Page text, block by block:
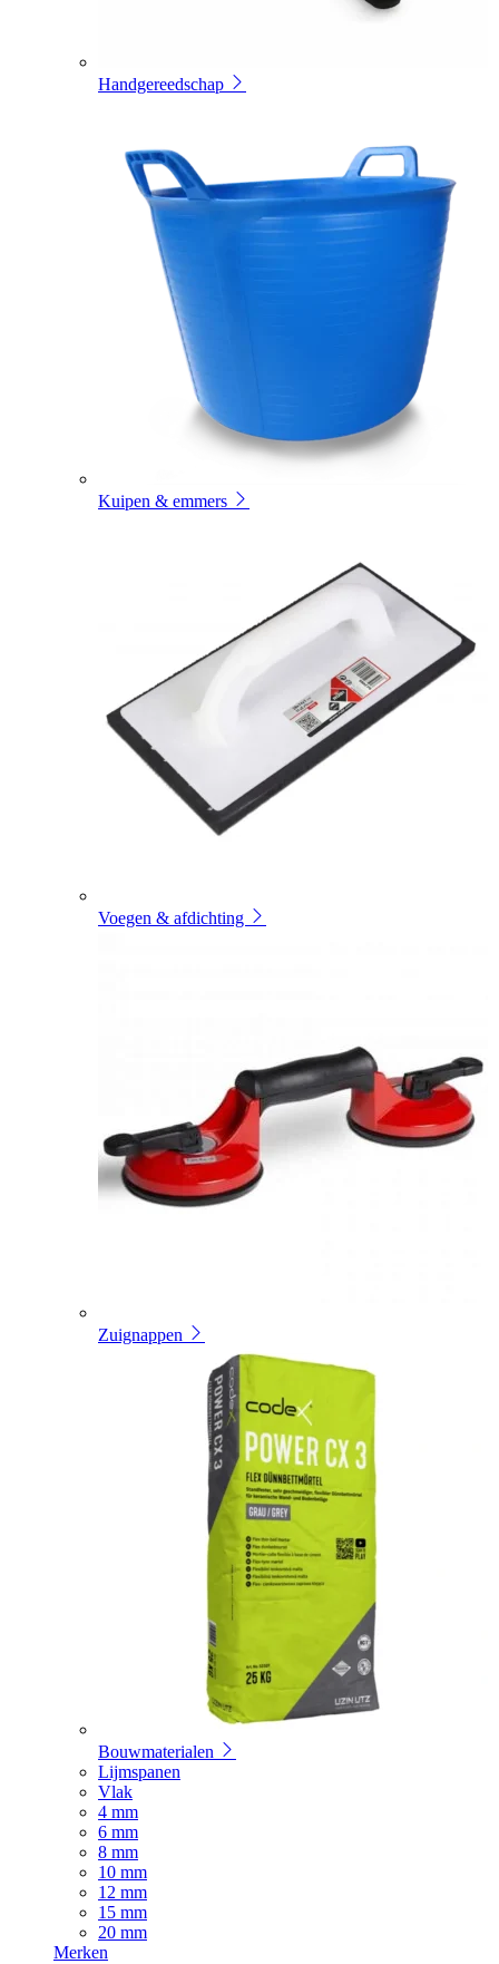
Handgereedschap
Kuipen & emmers
Voegen & afdichting
Zuignappen
Bouwmaterialen
Lijmspanen
Vlak
4 mm
6 mm
8 mm
10 mm
12 mm
15 mm
20 mm
Merken